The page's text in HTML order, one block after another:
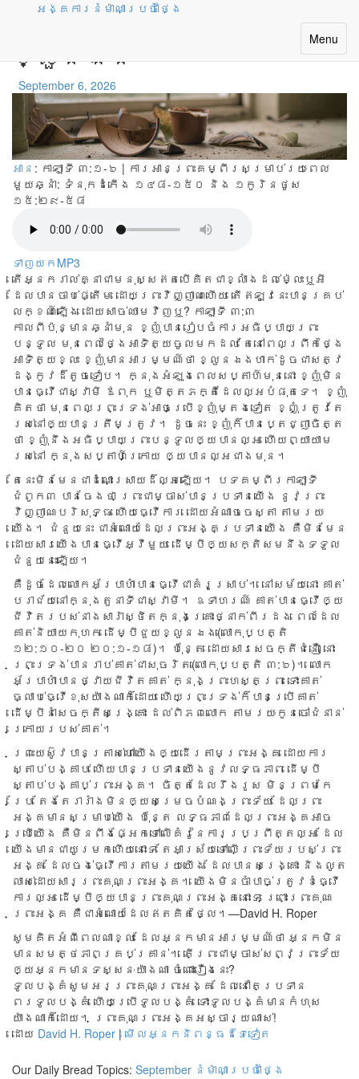
អង្គការនំម៉ាណាប្រចាំថ្ងៃ
Toggle
Menu
ខ្លួនឯង
September 6, 2026
អាន : កាឡាទី ៣:១-៦ | ការអានព្រះគម្ពីរសម្រាប់រយៈពេល
មួយឆ្នាំ: ទំនុកដំកើង ១៤៨-១៥០ និង ១កូរិនថូស
១៥:២៩-៥៨
ទាញយកMP3
តើអ្នករាល់គ្នាជាមនុស្សឥតបើគិតជាខ្លាំងដល់ម៉្លេះឬអី
ដែលបានចាប់ផ្តើម ដោយព្រះវិញ្ញាណហើយ តើឥឡូវនេះបានគ្រប់
លក្ខណ៍ឡើង ដោយសាច់ឈាមវិញឬ? កាឡាទី ៣:៣
កាល​ពី​ប៉ុន្មាន​ឆ្នាំ​មុន ខ្ញុំ​បាន​រៀប​ចំ​ការ​អធិប្បាយ​ព្រះ​
បន្ទូល មុន​ពេល​ថ្ងៃ​អាទិត្យ​ចូល​មក​ដល់ តែ​នៅ​ពេល​ព្រឹក​ថ្ងៃ​
អាទិត្យ​ខ្លះ ខ្ញុំមាន​អារម្មណ៍​ថា​ ខ្លួន​ឯង​ហាក់​ដូច​ជា​សត្វ​
ដង្កូវ​ដ៏​តូច​ទៀប។ ក្នុង​អំឡុង​ពេល​សប្តាហ៍​មុន​នោះ ខ្ញុំ​មិន​
បាន​ធ្វើ​ជា​ស្វាមី​ ឪពុក​ ឬ​មិត្តភក្តិ​ដែល​ល្អ​បំផុត​ទេ។ ខ្ញុំ​
គិត​ថា មុន​ពេល​ព្រះ​ទ្រង់​អាច​ប្រើ​ខ្ញុំ​ម្តង​ទៀត ខ្ញុំ​ត្រូវ​តែ​
រស់​នៅឲ្យ​បាន​ត្រឹម​ត្រូវ។ ដូច​នេះ ខ្ញុំ​ក៏​បាន​ប្តេជ្ញា​ចិត្ត​
ថា ខ្ញុំ​នឹង​អធិប្បាយ​ព្រះ​បន្ទូល​ឲ្យ​បាន​ល្អ ហើយ​ព្យាយាម​
រស់​នៅ ក្នុង​សប្តាហ៍​ក្រោយ ឲ្យ​បាន​ល្អ​ជាង​មុន។
តែ​នេះ​មិន​មែន​ជា​ដំណោះ​ស្រាយ​ដ៏​ល្អ​ឡើយ។ បទ​គម្ពីរ​កាឡាទី​
ជំពូក​៣ បាន​ចែង​ថា ព្រះ​ជា​ម្ចាស់​បាន​ប្រទាន​យើង នូវ​ព្រះ
វិញ្ញាណ​បរិសុទ្ធ ហើយ​ធ្វើ​ការ ដោយ​អំណាច​ចេស្តា តាម​រយៈ​
យើង។ ជំនួយ​នេះ ជា​អំណោយ​ដែល​ព្រះ​អង្គ​ប្រទាន​យើង គឺ​មិន​មែន​
ដោយ​សារ​យើង​បាន​ធ្វើ​អ្វី​មួយ ដើម្បី​ឲ្យ​សក្តិ​សម​នឹង​ទទួល​
ជំនួយ​នេះ​ឡើយ។​
គឺ​ដូច​ដែល​លោក​អ័ប្រាហាំ​បាន​ធ្វើ​ជា​គំរូ​ស្រាប់។ នៅ​សម័យ​នោះ គាត់​
បរាជ័យ​នៅ​ក្នុង​តួនាទី​ជា​ស្វាមី។ ឧទាហរណ៍ គាត់​បានធ្វើ​ឲ្យ​
ជីវិត​របស់​នាង​សារ៉ា​ស្ថិត​ក្នុង​គ្រោះ​ថ្នាក់​ពីរ​ដង ពេល​ដែល​
គាត់​និយាយ​កុហក ដើម្បី​ជួយ​ខ្លួន​ឯង​(លោកុប្បត្តិ
១២:១០-២០ ២០:១-១៨)។ ប៉ុន្តែ ដោយ​សារ​សេចក្តី​ជំនឿ នោះ​
ព្រះ​ទ្រង់​បាន​រាប់​គាត់​ជា​សុចរិត​(លោកុប្បត្តិ ៣:៦)។ លោក​
អ័ប្រាហាំបាន​ថ្វាយ​ជីវិត​គាត់ ក្នុង​ព្រះ​ហស្ត​ព្រះ​ ទោះ​គាត់​
ធ្លាប់​ធ្វើ​ខុស​យ៉ាង​ណា​ក៏​ដោយ ហើយ​ព្រះ​ទ្រង់​ក៏​បាន​ប្រើ​គាត់ ​
ដើម្បី​នាំ​សេចក្តី​សង្រ្គោះ ដល់​ពិភព​លោក តាម​រយៈ​កូន​ចៅ​ជំនាន់​
ក្រោយ​របស់​គាត់។​
ព្រះ​យេស៊ូវ​បាន​ត្រាស់​ហៅ​យើង​ឲ្យ​ដើរ​តាម​ព្រះ​អង្គ ដោយ​ការ​
ស្តាប់​បង្គាប់ ហើយ​បាន​ប្រទាន​យើង​នូវ​លទ្ធ​ភាព ដើម្បី​
ស្តាប់បង្គាប់​ព្រះ​អង្គ។ ចិត្ត​ដែល​រឹង​រូស មិន​ព្រម​កែ​
ប្រែ តែង​តែ​រា​រាំង​មិន​ឲ្យសម្រេច​បំណង​ព្រះ​ទ័យ ដែល​ព្រះ​
អង្គ​មាន​សម្រាប់​យើង ប៉ុន្តែ លទ្ធភាព​ដែល​ព្រះ​អង្គ​អាច​
ប្រើ​យើង គឺ​មិន​ពឹង​ផ្អែក​ទៅ​លើ​គំរូ​នៃ​ការ​ប្រព្រឹត្ត​ល្អ ​ដែល​
យើង​មាន​ជា​យូរ​មក​ហើយ​នោះ​ទេ តែ​អាស្រ័យទៅ​លើ​ព្រះ​ទ័យ​របស់​ព្រះ​
អង្គ ដែល​ចង់​ធ្វើ​ការ​តាម​រយៈ​យើង ដែល​បាន​សង្រ្គោះ និង​លូត​
លាស់​ដោយ​សារ​ព្រះ​គុណ​ព្រះ​អង្គ។ យើងមិនចាំបាច់ត្រូវខំធ្វើ
ការល្អ ដើម្បីឲ្យបានព្រះគុណព្រះអង្គនោះទេ ព្រោះព្រះគុណ
ព្រះអង្គ គឺជាអំណោយដែលឥតគិតថ្លៃ។​—David H. Roper
សូមគិតអំពីពេលណាខ្លះ ដែលអ្នកមានអារម្មណ៍ថា អ្នកមិន
មានសមត្ថភាពគ្រប់គ្រាន់។ តើព្រះជាម្ចាស់សព្វព្រះទ័យ
ឲ្យអ្នកមានទស្សនៈយ៉ាងណា ចំពោះរឿងនេះ?
ទូលបង្គំសូមអរព្រះគុណព្រះអង្គ ដែលនៅតែប្រទាន
ពរទូលបង្គំ ហើយប្រើទូលបង្គំ ទោះទូលបង្គំមានកំហុស
យ៉ាងណាក៏ដោយ។ ព្រះគុណព្រះអង្គអស្ចារ្យណាស់!
ដោយ David H. Roper | មើលអ្នកនិពន្ធដទៃទៀត
Our Daily Bread Topics: September នំម៉ាណាប្រចាំថ្ងៃ